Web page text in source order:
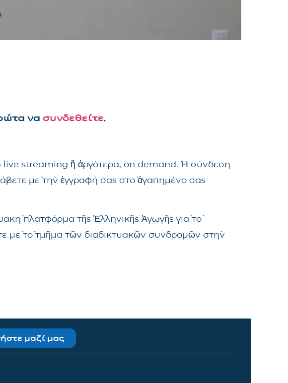
να συνδεθείτε.
live streaming ἢ ἀργότερα, on demand. Ἡ σύνδεση
μὲ τὴν ἐγγραφή σας στὸ ἀγαπημένο σας
πλατφόρμα τῆς Ἑλληνικῆς Ἀγωγῆς γιὰ τὸ
μὲ τὸ τμῆμα τῶν διαδικτυακῶν συνδρομῶν στὴν
μαζί μας